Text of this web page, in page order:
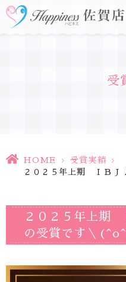
受
HOME > 受賞実績
>
２０２５年上期 ＩＢＪ
２０２５年上期
の受賞です＼